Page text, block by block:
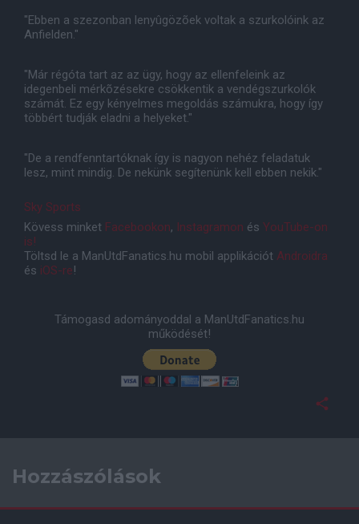
"Ebben a szezonban lenyûgözõek voltak a szurkolóink az
Anfielden."
"Már régóta tart az az ügy, hogy az ellenfeleink az
idegenbeli mérkõzésekre csökkentik a vendégszurkolók
számát. Ez egy kényelmes megoldás számukra, hogy így
többért tudják eladni a helyeket."
"De a rendfenntartóknak így is nagyon nehéz feladatuk
lesz, mint mindig. De nekünk segítenünk kell ebben nekik."
Sky Sports
Kövess minket Facebookon, Instagramon és YouTube-on
is!
Töltsd le a ManUtdFanatics.hu mobil applikációt Androidra
és iOS-re!
Támogasd adományoddal a ManUtdFanatics.hu
működését!
Hozzászólások